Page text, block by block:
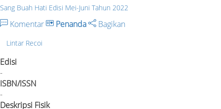
Sang Buah Hati Edisi Mei-Juni Tahun 2022
Komentar Penanda Bagikan
Lintar Recoi
Edisi
-
ISBN/ISSN
-
Deskripsi Fisik